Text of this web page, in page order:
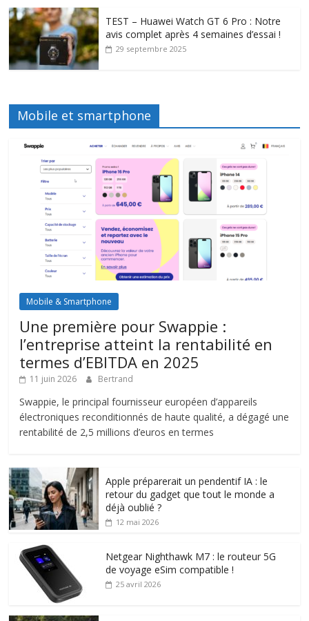
TEST – Huawei Watch GT 6 Pro : Notre
avis complet après 4 semaines d’essai !
29 septembre 2025
Mobile et smartphone
Mobile & Smartphone
Une première pour Swappie :
l’entreprise atteint la rentabilité en
termes d’EBITDA en 2025
11 juin 2026 Bertrand
Swappie, le principal fournisseur européen d’appareils
électroniques reconditionnés de haute qualité, a dégagé une
rentabilité de 2,5 millions d’euros en termes
Apple préparerait un pendentif IA : le
retour du gadget que tout le monde a
déjà oublié ?
12 mai 2026
Netgear Nighthawk M7 : le routeur 5G
de voyage eSim compatible !
25 avril 2026